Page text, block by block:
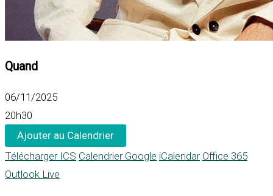
Quand
06/11/2025
20h30
Ajouter au Calendrier
Télécharger ICS Calendrier Google iCalendar Office 365
Outlook Live